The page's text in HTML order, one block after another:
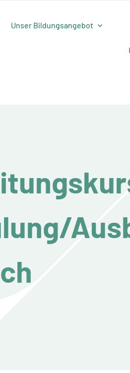
Unser Bildungsangebot